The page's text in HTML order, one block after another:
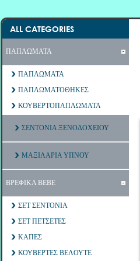
ALL CATEGORIES
ΠΑΠΛΩΜΑΤΑ
ΠΑΠΛΩΜΑΤΑ
ΠΑΠΛΩΜΑΤΟΘΗΚΕΣ
ΚΟΥΒΕΡΤΟΠΑΠΛΩΜΑΤΑ
ΣΕΝΤΟΝΙΑ ΞΕΝΟΔΟΧΕΙΟΥ
ΜΑΞΙΛΑΡΙΑ ΥΠΝΟΥ
ΒΡΕΦΙΚΑ ΒΕΒΕ
ΣΕΤ ΣΕΝΤΟΝΙΑ
ΣΕΤ ΠΕΤΣΕΤΕΣ
ΚΑΠΕΣ
ΚΟΥΒΕΡΤΕΣ ΒΕΛΟΥΤΕ